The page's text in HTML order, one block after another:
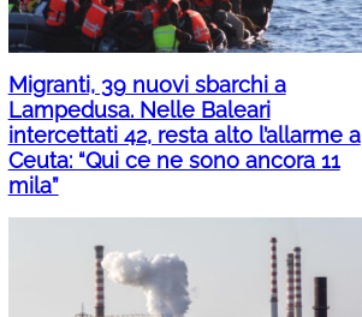
Migranti, 39 nuovi sbarchi a
Lampedusa. Nelle Baleari
intercettati 42, resta alto l’allarme a
Ceuta: “Qui ce ne sono ancora 11
mila”